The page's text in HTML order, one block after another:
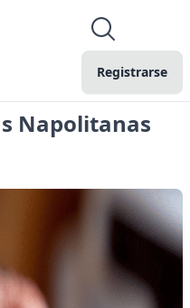
Registrarse
Napolitanas